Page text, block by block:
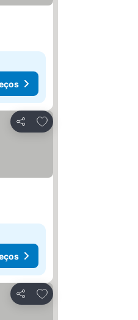
Partilhar
Adicionar aos favoritos
Partilhar
Adicionar aos favoritos